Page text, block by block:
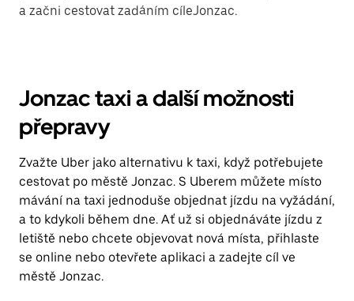
a začni cestovat zadáním cíleJonzac.
Jonzac taxi a další možnosti
přepravy
Zvažte Uber jako alternativu k taxi, když potřebujete
cestovat po městě Jonzac. S Uberem můžete místo
mávání na taxi jednoduše objednat jízdu na vyžádání,
a to kdykoli během dne. Ať už si objednáváte jízdu z
letiště nebo chcete objevovat nová místa, přihlaste
se online nebo otevřete aplikaci a zadejte cíl ve
městě Jonzac.